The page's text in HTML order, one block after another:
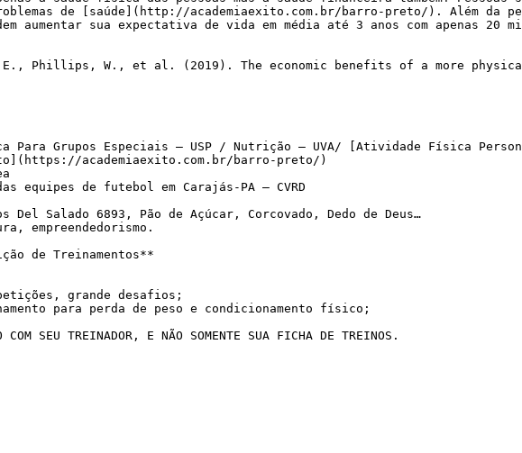
de [saúde](http://academiaexito.com.br/barro-preto/). Além da
aumentar sua expectativa de vida em média até 3 anos com apenas
Para Grupos Especiais – USP / Nutrição – UVA/ [Atividade Física
academiaexito.com.br/barro-preto/)
equipes de futebol em Carajás-PA – CVRD
Del Salado 6893, Pão de Açúcar, Corcovado, Dedo de Deus…
empreendedorismo.
grande desafios;
para perda de peso e condicionamento físico;
SEU TREINADOR, E NÃO SOMENTE SUA FICHA DE TREINOS.